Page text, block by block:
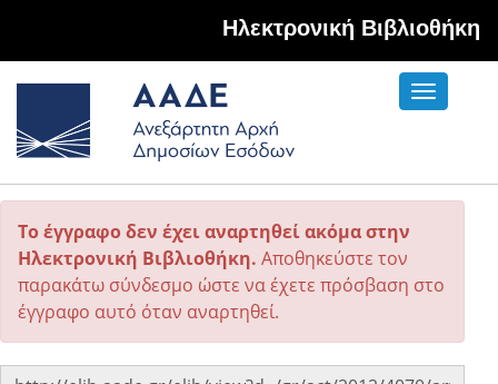
Hλεκτρονική Βιβλιοθήκη
Toggle
Το έγγραφο δεν έχει αναρτηθεί ακόμα στην
Ηλεκτρονική Βιβλιοθήκη. Αποθηκεύστε τον
παρακάτω σύνδεσμο ώστε να έχετε πρόσβαση στο
έγγραφο αυτό όταν αναρτηθεί.